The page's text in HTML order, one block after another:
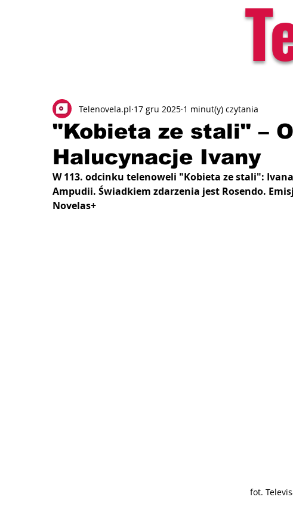
"Kobieta ze stali" –
Halucynacje Ivany
Telenovela.pl 17 gru 2025 1 minut(y) czytania
W 113. odcinku telenoweli "Kobieta ze stali":
Ampudii. Świadkiem zdarzenia jest Rosendo.
Novelas+
fot.